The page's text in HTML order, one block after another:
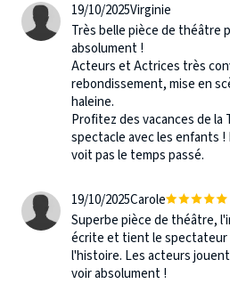
19/10/2025Virginie
Très belle pièce de théâtre
absolument !
Acteurs et Actrices très
rebondissement, mise en
haleine.
Profitez des vacances de la
spectacle avec les enfants
voit pas le temps passé.
19/10/2025Carole
Superbe pièce de théâtre,
écrite et tient le spectateur
l'histoire. Les acteurs
voir absolument !